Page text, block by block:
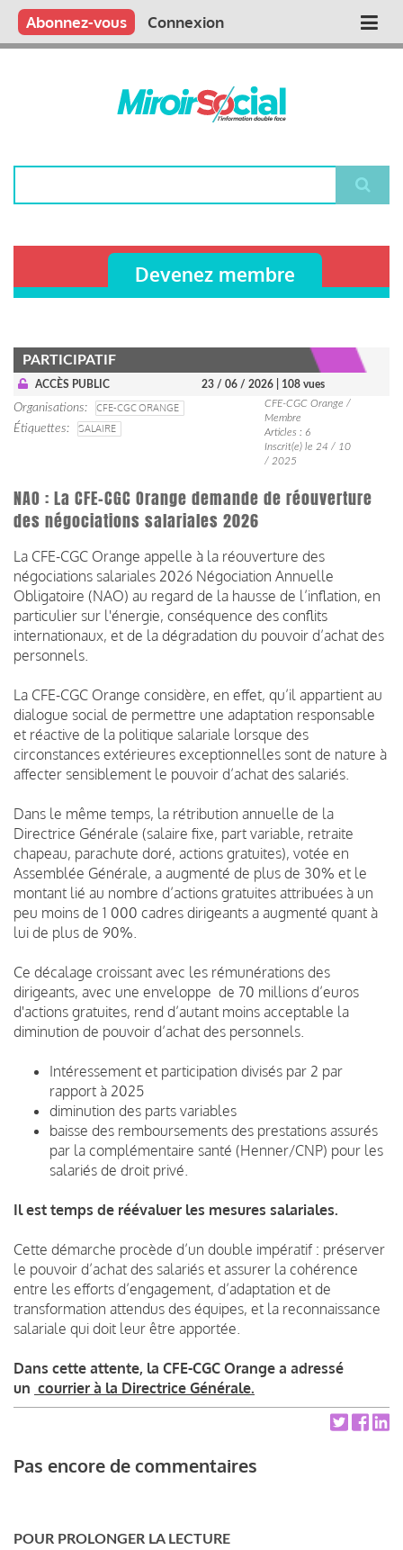
Aller
contenu
Main
Qui sommes nous ?
Vous publiez
Nous publions
Contactez-nous
Abonnez-vous Connexion
Devenez membre
PARTICIPATIF
ACCÈS PUBLIC 23 / 06 / 2026 | 108 vues
Organisations
CFE-CGC ORANGE
Étiquettes
SALAIRE
CFE-CGC Orange /
Membre
Articles : 6
Inscrit(e) le 24 / 10
/ 2025
NAO : La CFE-CGC Orange demande de réouverture
des négociations salariales 2026
La CFE-CGC Orange appelle à la réouverture des
négociations salariales 2026 Négociation Annuelle
Obligatoire (NAO) au regard de la hausse de l’inflation, en
particulier sur l'énergie, conséquence des conflits
internationaux, et de la dégradation du pouvoir d’achat des
personnels.
La CFE-CGC Orange considère, en effet, qu’il appartient au
dialogue social de permettre une adaptation responsable
et réactive de la politique salariale lorsque des
circonstances extérieures exceptionnelles sont de nature à
affecter sensiblement le pouvoir d’achat des salariés.
Dans le même temps, la rétribution annuelle de la
Directrice Générale (salaire fixe, part variable, retraite
chapeau, parachute doré, actions gratuites), votée en
Assemblée Générale, a augmenté de plus de 30% et le
montant lié au nombre d’actions gratuites attribuées à un
peu moins de 1 000 cadres dirigeants a augmenté quant à
lui de plus de 90%.
Ce décalage croissant avec les rémunérations des
dirigeants, avec une enveloppe de 70 millions d’euros
d'actions gratuites, rend d’autant moins acceptable la
diminution de pouvoir d’achat des personnels.
Intéressement et participation divisés par 2 par
rapport à 2025
diminution des parts variables
baisse des remboursements des prestations assurés
par la complémentaire santé (Henner/CNP) pour les
salariés de droit privé.
Il est temps de réévaluer les mesures salariales.
Cette démarche procède d’un double impératif : préserver
le pouvoir d’achat des salariés et assurer la cohérence
entre les efforts d’engagement, d’adaptation et de
transformation attendus des équipes, et la reconnaissance
salariale qui doit leur être apportée.
Dans cette attente, la CFE-CGC Orange a adressé
un courrier à la Directrice Générale.
Pas encore de commentaires
POUR PROLONGER LA LECTURE